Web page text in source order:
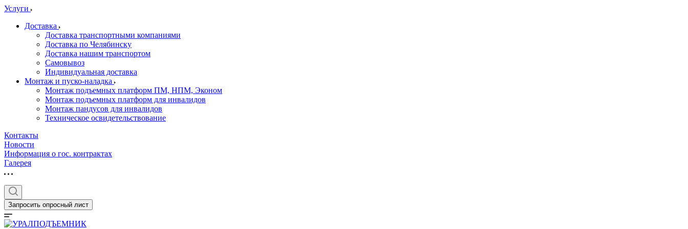
Услуги
Доставка
Доставка транспортными компаниями
Доставка по Челябинску
Доставка нашим транспортом
Самовывоз
Индивидуальная доставка
Монтаж и пуско-наладка
Монтаж подъемных платформ ПМ, НПМ, Эконом
Монтаж подъемных платформ для инвалидов
Монтаж пандусов для инвалидов
Техническое освидетельствование
Контакты
Новости
Информация о гос. контрактах
Галерея
Запросить опросный лист